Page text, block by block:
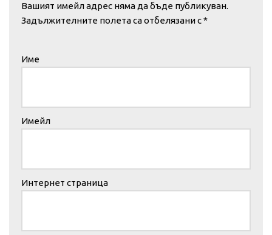
Вашият имейл адрес няма да бъде публикуван.
Задължителните полета са отбелязани с*
Име
Имейл
Интернет страница